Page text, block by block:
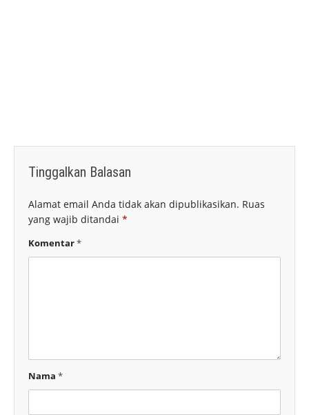
Tinggalkan Balasan
Alamat email Anda tidak akan dipublikasikan. Ruas
yang wajib ditandai *
Komentar*
Nama *